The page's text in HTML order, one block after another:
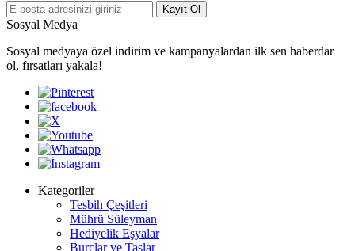
Kayıt Ol
Sosyal Medya
Sosyal medyaya özel indirim ve kampanyalardan ilk sen haberdar
ol, fırsatları yakala!
Kategoriler
Tesbih Çeşitleri
Mührü Süleyman
Hediyelik Eşyalar
Burçlar ve Taşlar